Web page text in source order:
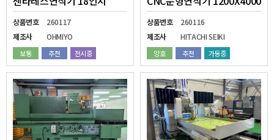
상품번호
260117
제조사
OHMIYO
보통 추천 전시중
상품번호
260116
제조사
HITACHI SEIKI
양호 추천 가동중